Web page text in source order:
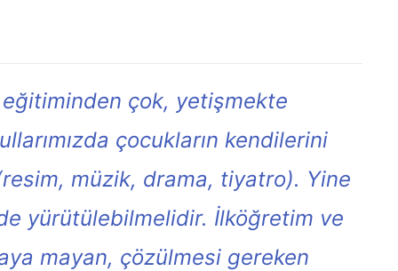
çok, yetişmekte
çocukların kendilerini
müzik, drama, tiyatro). Yine
yürütülebilmelidir. İlköğretim ve
mayan, çözülmesi gereken